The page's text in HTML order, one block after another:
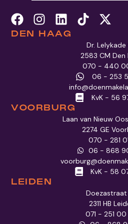
DEN HAAG
Dr.
2583 CM Den
070 - 440
06 - 253
KvK - 56
VOORBURG
Laan van Nieuw
2274 GE
070 - 281 01
06 - 868
KvK - 58
LEIDEN
2311 HB
071 - 251